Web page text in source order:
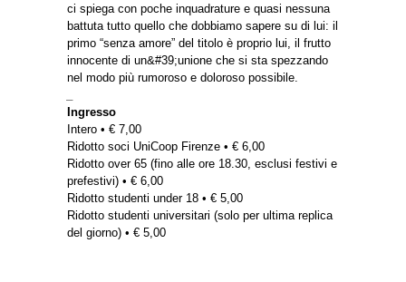
ci spiega con poche inquadrature e quasi nessuna
battuta tutto quello che dobbiamo sapere su di lui: il
primo “senza amore” del titolo è proprio lui, il frutto
innocente di un&#39;unione che si sta spezzando
nel modo più rumoroso e doloroso possibile.
Ingresso
Intero • € 7,00
Ridotto soci UniCoop Firenze • € 6,00
Ridotto over 65 (fino alle ore 18.30, esclusi festivi e
prefestivi) • € 6,00
Ridotto studenti under 18 • € 5,00
Ridotto studenti universitari (solo per ultima replica
del giorno) • € 5,00